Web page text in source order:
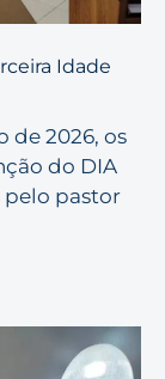
Idade
de 2026, os
do DIA
pelo pastor